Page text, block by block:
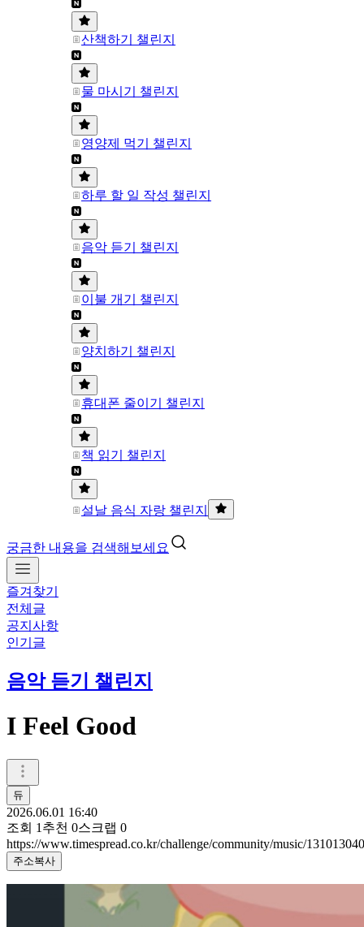
산책하기 챌린지
물 마시기 챌린지
영양제 먹기 챌린지
하루 할 일 작성 챌린지
음악 듣기 챌린지
이불 개기 챌린지
양치하기 챌린지
휴대폰 줄이기 챌린지
책 읽기 챌린지
설날 음식 자랑 챌린지
궁금한 내용을 검색해보세요
즐겨찾기
전체글
공지사항
인기글
음악 듣기 챌린지
I Feel Good
듀
2026.06.01 16:40
조회 1 추천 0스크랩 0
https://www.timespread.co.kr/challenge/community/music/131013040
주소복사